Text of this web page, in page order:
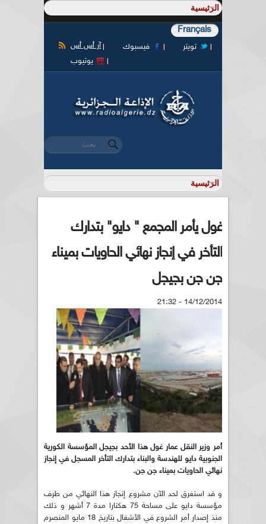
Français
آر أس أس فيسبوك
تويتر
يوتيوب
استمارة البحث
‏بحث ‏
غول يأمر المجمع " دايو" بتدارك
التأخر في إنجاز نهائي الحاويات بميناء
جن جن بجيجل
14/12/2014 - 21:32
أمر وزير النقل عمار غول هذا الأحد بجيجل المؤسسة الكورية
الجنوبية دايو للهندسة والبناء بتدارك التأخر المسجل في إنجاز
نهائي الحاويات بميناء جن جن.
و قد استغرق لحد الآن مشروع إنجاز هذا النهائي من طرف
مؤسسة دايو على مساحة 75 هكتارا مدة 7 أشهر و ذلك
منذ إصدار أمر الشروع في الأشغال بتاريخ 18 مايو المنصرم